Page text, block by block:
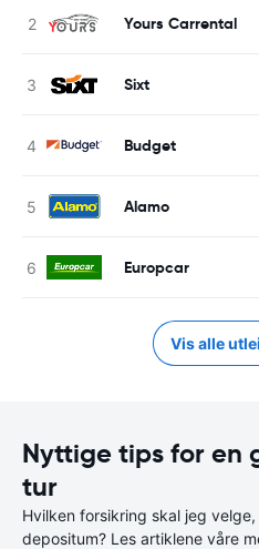
Yours Carrental
Sixt
Budget
Alamo
Europcar
Vis alle
Nyttige tips for en
tur
Hvilken forsikring skal jeg
depositum? Les artiklene våre